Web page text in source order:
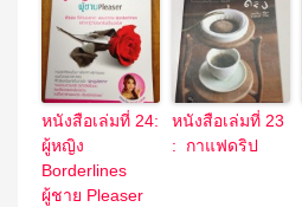
หนังสือเล่มที่ 24:
ผู้หญิง
Borderlines
ผู้ชาย Pleaser
หนังสือเล่มที่ 23
: กาแฟดริป